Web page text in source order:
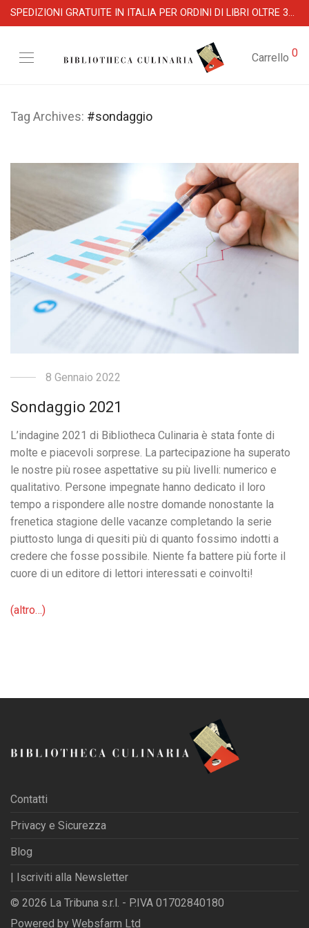
SPEDIZIONI GRATUITE IN ITALIA PER ORDINI DI LIBRI OLTRE 39 €
Carrello 0
Tag Archives: #sondaggio
8 Gennaio 2022
Sondaggio 2021
L’indagine 2021 di Bibliotheca Culinaria è stata fonte di
molte e piacevoli sorprese. La partecipazione ha superato
le nostre più rosee aspettative su più livelli: numerico e
qualitativo. Persone impegnate hanno dedicato il loro
tempo a rispondere alle nostre domande nonostante la
frenetica stagione delle vacanze completando la serie
piuttosto lunga di quesiti più di quanto fossimo indotti a
credere che fosse possibile. Niente fa battere più forte il
cuore di un editore di lettori interessati e coinvolti!
(altro…)
Contatti
Privacy e Sicurezza
Blog
| Iscriviti alla Newsletter
© 2026 La Tribuna s.r.l. - P.IVA 01702840180
Powered by Websfarm Ltd